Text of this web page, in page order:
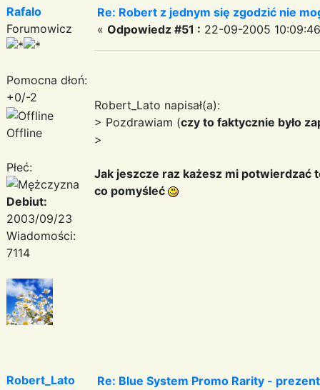
Rafalo
Forumowicz
Pomocna dłoń:
+0/-2
Offline
Płeć:
Debiut:
2003/09/23
Wiadomości:
7114
Re: Robert z jednym się zgodzić nie
« Odpowiedz #51 : 22-09-2005
Robert_Lato napisał(a):
> Pozdrawiam (czy to faktycznie było
>
Jak jeszcze raz każesz mi potwierdzać
co pomyśleć
Robert_Lato
Re: Blue System Promo Rarity -